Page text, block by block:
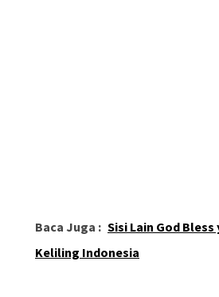
Baca Juga : Sisi Lain God
Keliling Indonesia